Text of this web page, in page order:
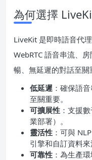
為何選擇
LiveKit 是即時語音代
WebRTC 語音串流、
暢、無延遲的對話至關
低延遲 ：確保語
至關重要。
可擴展性 ：支援
業部署）。
靈活性 ：可與
引擎和自訂資料來
可靠性 ：為生產